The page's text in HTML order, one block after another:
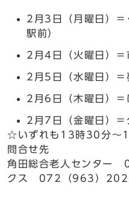
2月3日（月曜日）＝
駅前）
2月4日（火曜日）＝
2月5日（水曜日）＝
2月6日（木曜日）＝
2月7日（金曜日）＝
☆いずれも13時30分～
問合せ先
角田総合老人センター
クス 072（963）